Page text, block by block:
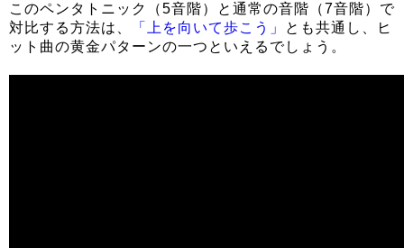
このペンタトニック（5音階）と通常の音階（7音階）で
対比する方法は、
「上を向いて歩こう」
とも共通し、ヒ
ット曲の黄金パターンの一つといえるでしょう。